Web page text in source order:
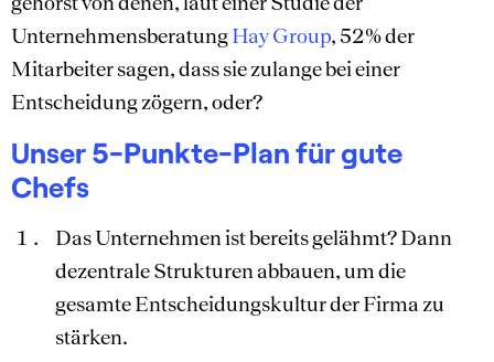
UnternehmensberatungHay Group, 52% der
Mitarbeiter sagen, dass sie zulange bei einer
Entscheidung zögern, oder?
Unser 5-Punkte-Plan für gute
Chefs
Das Unternehmen ist bereits gelähmt? Dann
dezentrale Strukturen abbauen, um die
gesamte Entscheidungskultur der Firma zu
stärken.